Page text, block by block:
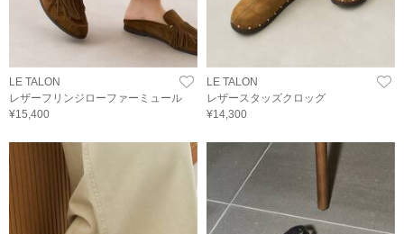
LE TALON
レザーフリンジローファーミュール
¥15,400
LE TALON
レザースタッズクロッグ
¥14,300